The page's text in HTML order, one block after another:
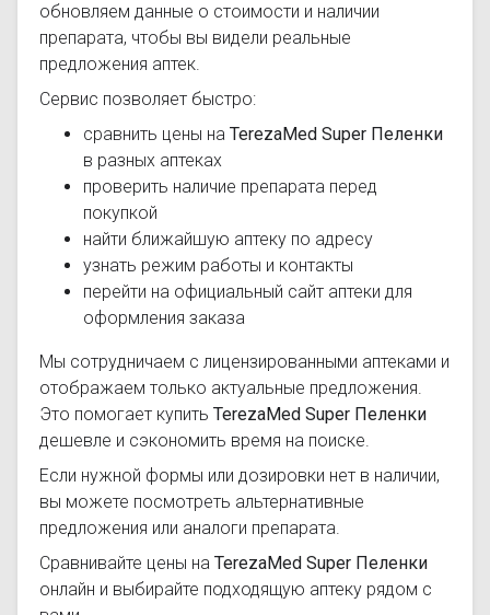
обновляем данные о стоимости и наличии
препарата, чтобы вы видели реальные
предложения аптек.
Сервис позволяет быстро:
сравнить цены на TerezaMed Super Пеленки
в разных аптеках
проверить наличие препарата перед
покупкой
найти ближайшую аптеку по адресу
узнать режим работы и контакты
перейти на официальный сайт аптеки для
оформления заказа
Мы сотрудничаем с лицензированными аптеками и
отображаем только актуальные предложения.
Это помогает купить TerezaMed Super Пеленки
дешевле и сэкономить время на поиске.
Если нужной формы или дозировки нет в наличии,
вы можете посмотреть альтернативные
предложения или аналоги препарата.
Сравнивайте цены на TerezaMed Super Пеленки
онлайн и выбирайте подходящую аптеку рядом с